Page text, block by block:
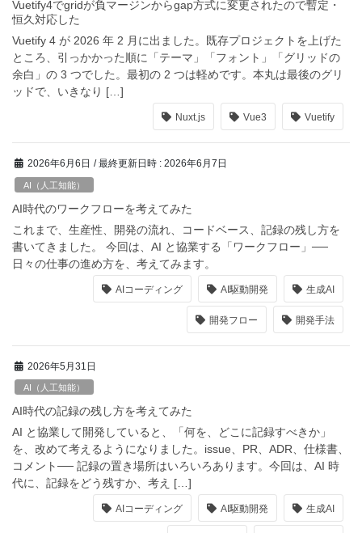
Vuetify4でgridが負マージンからgap方式に変更されたので暫定・
恒久対応した
Vuetify 4 が 2026 年 2 月に出ました。既存プロジェクトを上げた
ところ、引っかかった順に「テーマ」「フォント」「グリッドの
余白」の 3 つでした。最初の 2 つは軽めです。本丸は最後のグリ
ッドで、いきなり […]
Nuxt.js Vue3 Vuetify
2026年6月6日 / 最終更新日時 : 2026年6月7日
AI（人工知能）
AI時代のワークフローを考えてみた
これまで、生産性、開発の流れ、コードベース、記録の残し方を
書いてきました。 今回は、AI と協業する「ワークフロー」──
日々の仕事の進め方を、考えてみます。
AIコーディング AI駆動開発 生成AI
開発フロー 開発手法
2026年5月31日
AI（人工知能）
AI時代の記録の残し方を考えてみた
AI と協業して開発していると、「何を、どこに記録すべきか」
を、改めて考えるようになりました。issue、PR、ADR、仕様書、
コメント── 記録の置き場所はいろいろあります。今回は、AI 時
代に、記録をどう残すか、考え […]
AIコーディング AI駆動開発 生成AI